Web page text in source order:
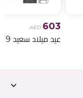
AED 603
عيد ميلاد سعيد 9